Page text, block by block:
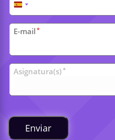
España
+34
E-mail *
Clases
universitarias
Asignatura(s) *
Enviar